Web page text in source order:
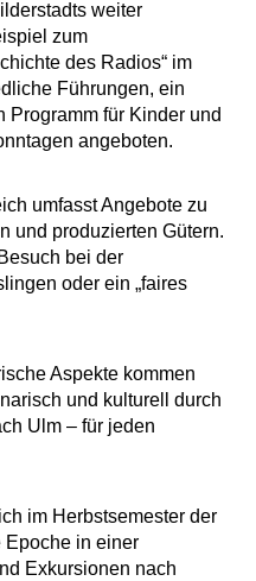
weiter
zum
des Radios“ im
Führungen, ein
Programm für Kinder und
angeboten.
umfasst Angebote zu
und produzierten Gütern.
bei der
oder ein „faires
Aspekte kommen
und kulturell durch
Ulm – für jeden
im Herbstsemester der
Epoche in einer
Exkursionen nach